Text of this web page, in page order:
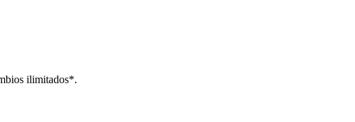
ilimitados*.